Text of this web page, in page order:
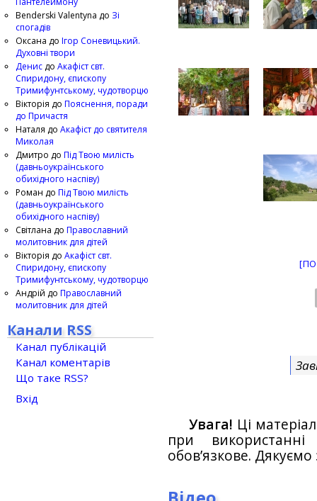
Увага! Ці
при
обов’язкове.
Benderski Valentyna до Зі
спогадів
Оксана до Ігор Соневицький.
Духовні твори
Денис до Акафіст свт.
Спиридону, єпископу
Тримифунтському, чудотворцю
Вікторія до Пояснення, поради
до Причастя
Наталя до Акафіст до святителя
Миколая
Дмитро до Під Твою милість
(давньоукраїнського
обихідного наспіву)
Роман до Під Твою милість
(давньоукраїнського
обихідного наспіву)
Світлана до Православний
молитовник для дітей
Вікторія до Акафіст свт.
Спиридону, єпископу
Тримифунтському, чудотворцю
Андрій до Православний
молитовник для дітей
Канали RSS
Канал публікацій
Канал коментарів
Що таке RSS?
Вхід